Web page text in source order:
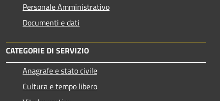
Personale Amministrativo
Documenti e dati
CATEGORIE DI SERVIZIO
Anagrafe e stato civile
Cultura e tempo libero